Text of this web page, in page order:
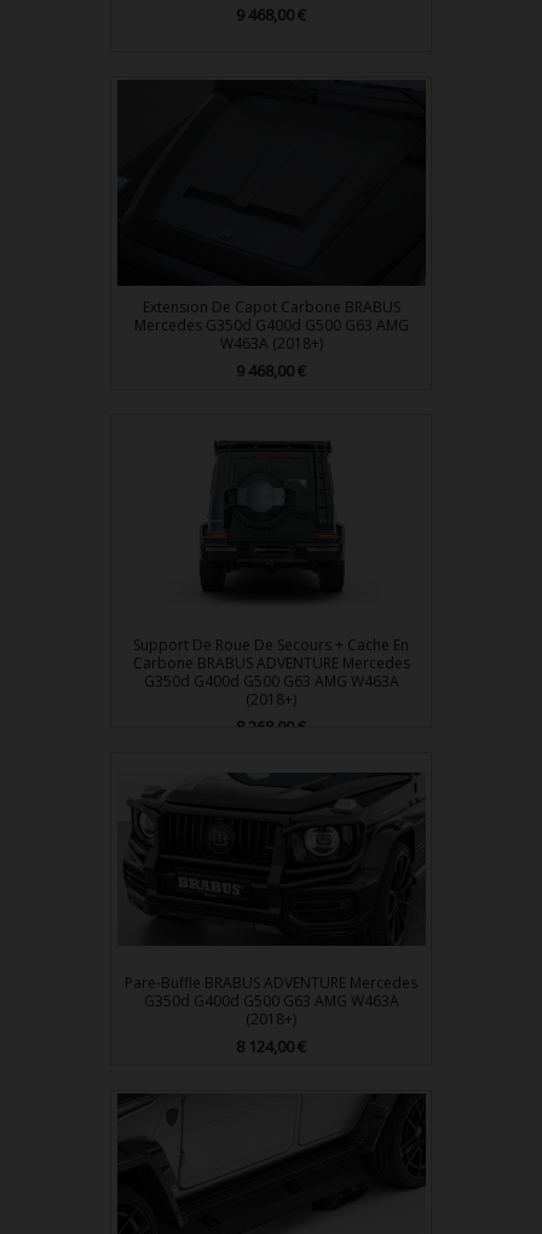
Prix
9 468,00 €
Extension De Capot Carbone BRABUS
Mercedes G350d G400d G500 G63 AMG
W463A (2018+)
Prix
9 468,00 €
Support De Roue De Secours + Cache En
Carbone BRABUS ADVENTURE Mercedes
G350d G400d G500 G63 AMG W463A
(2018+)
Prix
8 268,00 €
Pare-Buffle BRABUS ADVENTURE Mercedes
G350d G400d G500 G63 AMG W463A
(2018+)
Prix
8 124,00 €